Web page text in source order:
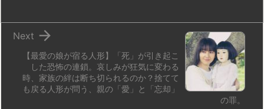
【最愛の娘が宿る人形】「死」が引き起こ
した恐怖の連鎖。哀しみが狂気に変わる
時、家族の絆は断ち切られるのか？捨てて
も戻る人形が問う、親の「愛」と「忘却」
の罪。

Next